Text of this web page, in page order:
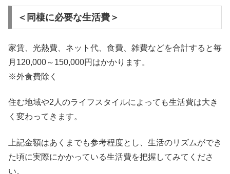
＜同棲に必要な生活費＞
家賃、光熱費、ネット代、食費、雑費などを合計すると毎
月120,000～150,000円はかかります。
※外食費除く
住む地域や2人のライフスタイルによっても生活費は大き
く変わってきます。
上記金額はあくまでも参考程度とし、生活のリズムができ
た頃に実際にかかっている生活費を把握してみてくださ
い。